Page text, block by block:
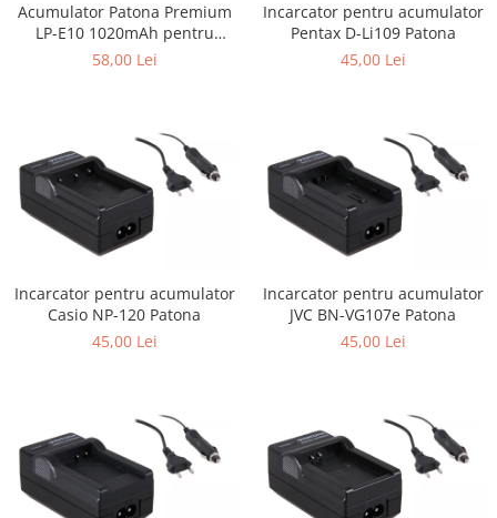
Acumulator Patona Premium
LP-E10 1020mAh pentru
Canon EOS 1100D EOS 2000D
58,00 Lei
Incarcator pentru acumulator
Pentax D-Li109 Patona
45,00 Lei
Incarcator pentru acumulator
Casio NP-120 Patona
45,00 Lei
Incarcator pentru acumulator
JVC BN-VG107e Patona
45,00 Lei